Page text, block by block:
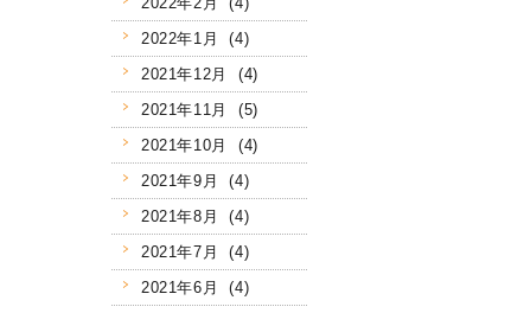
2022年1月 (4)
2021年12月 (4)
2021年11月 (5)
2021年10月 (4)
2021年9月 (4)
2021年8月 (4)
2021年7月 (4)
2021年6月 (4)